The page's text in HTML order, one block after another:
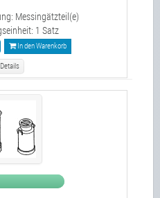
Messingätzteil(e)
1 Satz
In den Warenkorb
Details